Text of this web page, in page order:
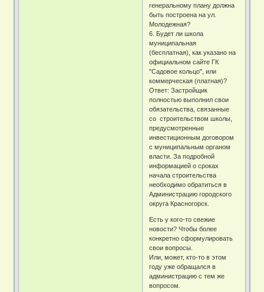
генеральному плану должна
быть построена на ул.
Молодежная?
6. Будет ли школа
муниципальная
(бесплатная), как указано на
официальном сайте ГК
"Садовое кольцо", или
коммерческая (платная)?
Ответ: Застройщик
полностью выполнил свои
обязательства, связанные
со строительством школы,
предусмотренные
инвестиционным договором
с муниципальным органом
власти. За подробной
информацией о сроках
начала строительства
необходимо обратиться в
Администрацию городского
округа Красногорск.
Есть у кого-то свежие
новости? Чтобы более
конкретно сформулировать
свои вопросы.
Или, может, кто-то в этом
году уже обращался в
администрацию с тем же
вопросом.